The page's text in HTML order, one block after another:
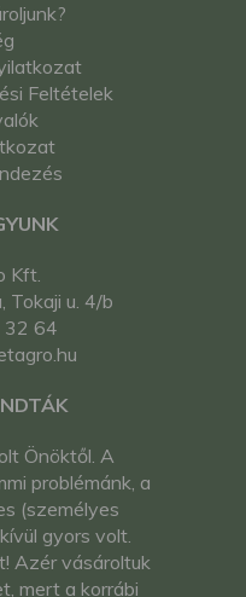
Feltételek
Kft.
Tokaji u. 4/b
32 64
Önöktől. A
problémánk, a
(személyes
gyors volt.
Azér vásároltuk
mert a korrábi